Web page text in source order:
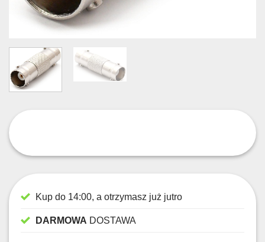
Kup do 14:00, a otrzymasz już jutro
DARMOWA DOSTAWA